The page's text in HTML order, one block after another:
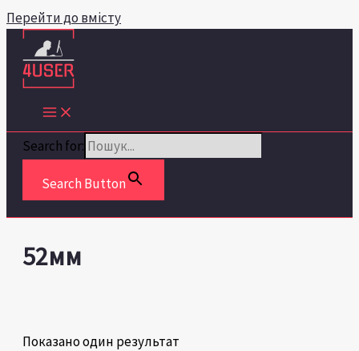
Перейти до вмісту
Search for:
Search Button
52мм
Показано один результат